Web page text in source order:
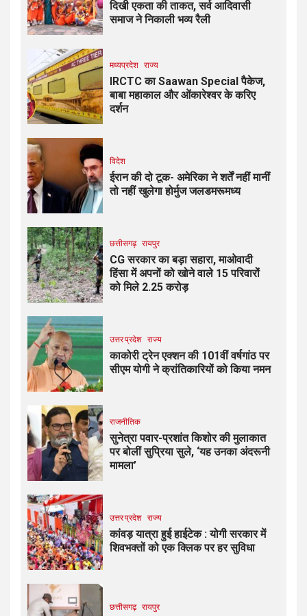
दिखी एकता की ताकत, सर्व आदिवासी
समाज ने निकाली भव्य रैली
मध्यप्रदेश राज्य
IRCTC का Saawan Special पैकेज,
बाबा महाकाल और ओंकारेश्वर के करिए
दर्शन
विदेश
ईरान की दो टूक- अमेरिका ने शर्तें नहीं मानीं
तो नहीं खुलेगा होर्मुज जलडमरूमध्य
छत्तीसगढ़ रायपुर
CG सरकार का बड़ा सहारा, माओवादी
हिंसा में अपनों को खोने वाले 15 परिवारों
को मिले ₹2.25 करोड़
उत्तर प्रदेश राज्य
काकोरी ट्रेन एक्शन की 101वीं वर्षगांठ पर
सीएम योगी ने क्रांतिकारियों को किया नमन
राजनीतिक
सुनेत्रा पवार-प्रशांत किशोर की मुलाकात
पर बोलीं सुप्रिया सुले, ‘यह उनका अंदरूनी
मामला’
उत्तर प्रदेश राज्य
कांवड़ यात्रा हुई हाईटेक : योगी सरकार में
शिवभक्तों को एक क्लिक पर हर सुविधा
छत्तीसगढ़ रायपुर